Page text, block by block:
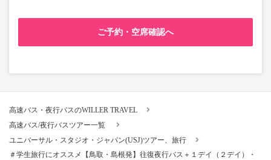
ご予約・空席確認へ
高速バス・夜行バスのWILLER TRAVEL
高速バス/夜行バスツアー一覧
ユニバーサル・スタジオ・ジャパン(USJ)ツアー、旅行
＃学生旅行にオススメ【鳥取・島根発】往復夜行バス＋１デイ（２デイ）・